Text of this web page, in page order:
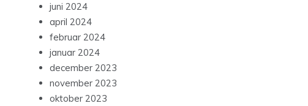
juni 2024
april 2024
februar 2024
januar 2024
december 2023
november 2023
oktober 2023